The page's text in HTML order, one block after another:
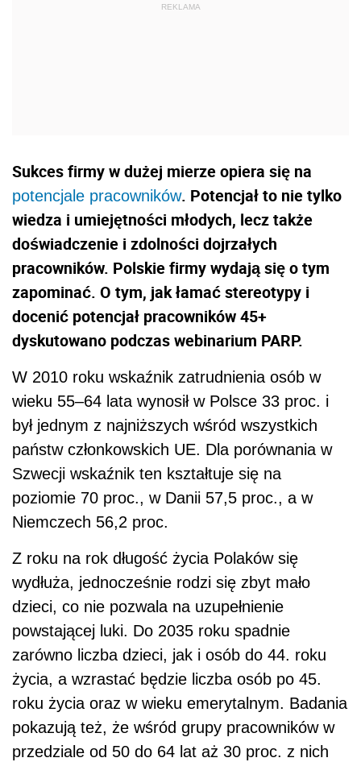
Sukces firmy w dużej mierze opiera się na
potencjale pracowników. Potencjał to nie tylko
wiedza i umiejętności młodych, lecz także
doświadczenie i zdolności dojrzałych
pracowników. Polskie firmy wydają się o tym
zapominać. O tym, jak łamać stereotypy i
docenić potencjał pracowników 45+
dyskutowano podczas webinarium PARP.
W 2010 roku wskaźnik zatrudnienia osób w
wieku 55–64 lata wynosił w Polsce 33 proc. i
był jednym z najniższych wśród wszystkich
państw członkowskich UE. Dla porównania w
Szwecji wskaźnik ten kształtuje się na
poziomie 70 proc., w Danii 57,5 proc., a w
Niemczech 56,2 proc.
Z roku na rok długość życia Polaków się
wydłuża, jednocześnie rodzi się zbyt mało
dzieci, co nie pozwala na uzupełnienie
powstającej luki. Do 2035 roku spadnie
zarówno liczba dzieci, jak i osób do 44. roku
życia, a wzrastać będzie liczba osób po 45.
roku życia oraz w wieku emerytalnym. Badania
pokazują też, że wśród grupy pracowników w
przedziale od 50 do 64 lat aż 30 proc. z nich